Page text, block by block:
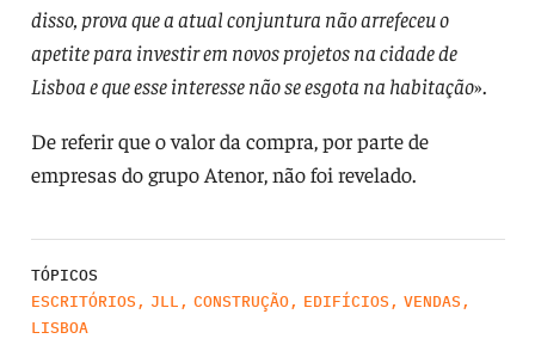
disso, prova que a atual conjuntura não arrefeceu o
apetite para investir em novos projetos na cidade de
Lisboa e que esse interesse não se esgota na habitação».
De referir que o valor da compra, por parte de
empresas do grupo Atenor, não foi revelado.
TÓPICOS
ESCRITÓRIOS , JLL , CONSTRUÇÃO, EDIFÍCIOS , VENDAS ,
LISBOA